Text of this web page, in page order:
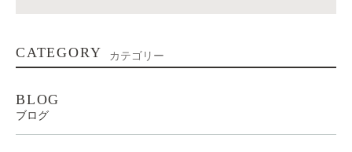
CATEGORY カテゴリー
BLOG
ブログ